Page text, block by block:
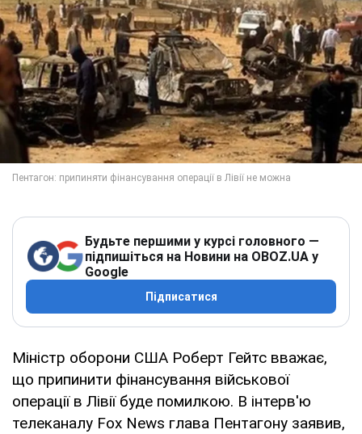
Будьте першими у курсі головного —
підпишіться на Новини на OBOZ.UA у
Google
Підписатися
Міністр оборони США Роберт Гейтс вважає,
що припинити фінансування військової
операції в Лівії буде помилкою. В інтерв'ю
телеканалу Fox News глава Пентагону заявив,